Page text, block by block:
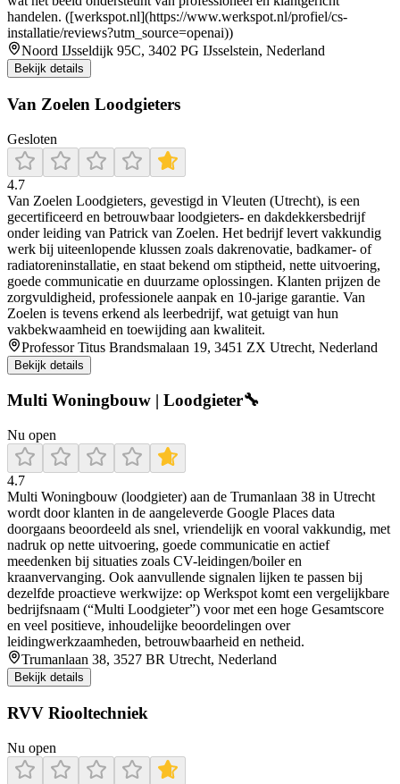
handelen. ([werkspot.nl](https://www.werkspot.nl/profiel/cs-
installatie/reviews?utm_source=openai))
Noord IJsseldijk 95C, 3402 PG IJsselstein, Nederland
Bekijk details
Van Zoelen Loodgieters
Gesloten
4.7
Van Zoelen Loodgieters, gevestigd in Vleuten (Utrecht), is een
gecertificeerd en betrouwbaar loodgieters‑ en dakdekkersbedrijf
onder leiding van Patrick van Zoelen. Het bedrijf levert vakkundig
werk bij uiteenlopende klussen zoals dakrenovatie, badkamer‑ of
radiatoreninstallatie, en staat bekend om stiptheid, nette uitvoering,
goede communicatie en duurzame oplossingen. Klanten prijzen de
zorgvuldigheid, professionele aanpak en 10‑jarige garantie. Van
Zoelen is tevens erkend als leerbedrijf, wat getuigt van hun
vakbekwaamheid en toewijding aan kwaliteit.
Professor Titus Brandsmalaan 19, 3451 ZX Utrecht, Nederland
Bekijk details
Multi Woningbouw | Loodgieter🔧
Nu open
4.7
Multi Woningbouw (loodgieter) aan de Trumanlaan 38 in Utrecht
wordt door klanten in de aangeleverde Google Places data
doorgaans beoordeeld als snel, vriendelijk en vooral vakkundig, met
nadruk op nette uitvoering, goede communicatie en actief
meedenken bij situaties zoals CV-leidingen/boiler en
kraanvervanging. Ook aanvullende signalen lijken te passen bij
dezelfde proactieve werkwijze: op Werkspot komt een vergelijkbare
bedrijfsnaam (“Multi Loodgieter”) voor met een hoge Gesamtscore
en veel positieve, inhoudelijke beoordelingen over
leidingwerkzaamheden, betrouwbaarheid en netheid.
Trumanlaan 38, 3527 BR Utrecht, Nederland
Bekijk details
RVV Riooltechniek
Nu open